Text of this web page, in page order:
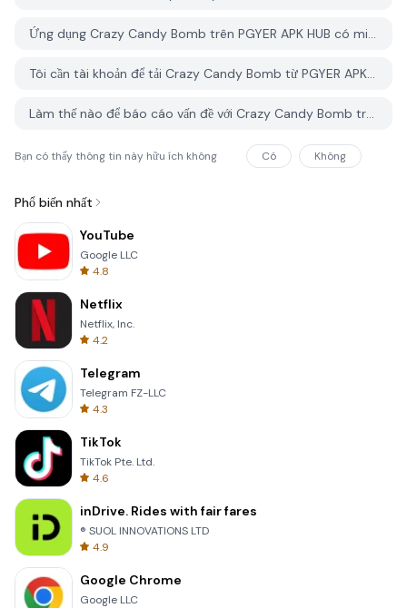
Ứng dụng Crazy Candy Bomb trên PGYER APK HUB có miễn phí không?
Tôi cần tài khoản để tải Crazy Candy Bomb từ PGYER APK HUB không?
Làm thế nào để báo cáo vấn đề với Crazy Candy Bomb trên PGYER APK HUB?
Bạn có thấy thông tin này hữu ích không Có Không
Phổ biến nhất
YouTube
Google LLC
4.8
Netflix
Netflix, Inc.
4.2
Telegram
Telegram FZ-LLC
4.3
TikTok
TikTok Pte. Ltd.
4.6
inDrive. Rides with fair fares
® SUOL INNOVATIONS LTD
4.9
Google Chrome
Google LLC